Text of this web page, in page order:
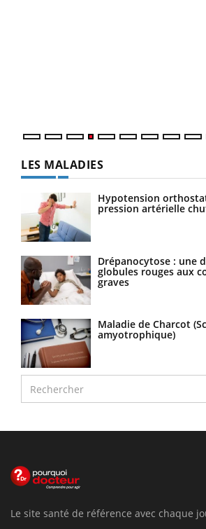
LES MALADIES
Hypotension
pression artérielle
Drépanocytose : une
globules rouges aux
graves
Maladie de Charcot
amyotrophique)
Le site santé de référence avec chaque